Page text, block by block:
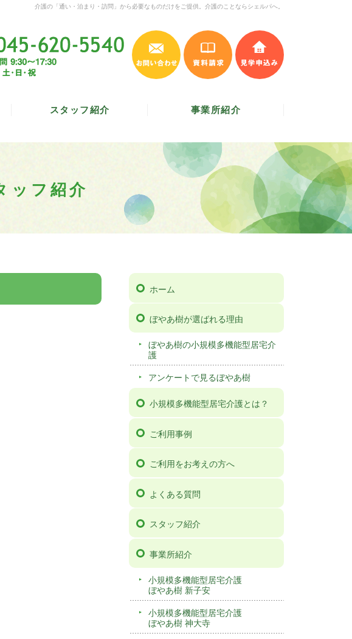
フ紹介
介護の「通い・泊まり・訪問」から必要なものだけをご提供。介護のことならシェルパへ。
ホーム
ぼやあ樹が選ばれる理由
ぼやあ樹の小規模多機能型居宅介
護
アンケートで見るぼやあ樹
小規模多機能型居宅介護とは？
ご利用事例
ご利用をお考えの方へ
よくある質問
スタッフ紹介
事業所紹介
小規模多機能型居宅介護
ぼやあ樹 新子安
小規模多機能型居宅介護
ぼやあ樹 神大寺
045-620-5540
受付時間 9:30～17:30／ 定休日 土・日・祝
お問い合わせ 資料請求
スタッフ紹介 事業所紹介